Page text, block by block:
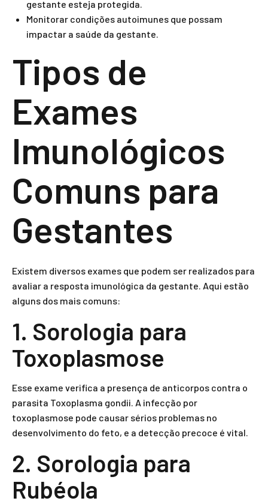
gestante esteja protegida.
Monitorar condições autoimunes que possam
impactar a saúde da gestante.
Tipos de
Exames
Imunológicos
Comuns para
Gestantes
Existem diversos exames que podem ser realizados para
avaliar a resposta imunológica da gestante. Aqui estão
alguns dos mais comuns:
1. Sorologia para
Toxoplasmose
Esse exame verifica a presença de anticorpos contra o
parasita Toxoplasma gondii. A infecção por
toxoplasmose pode causar sérios problemas no
desenvolvimento do feto, e a detecção precoce é vital.
2. Sorologia para
Rubéola